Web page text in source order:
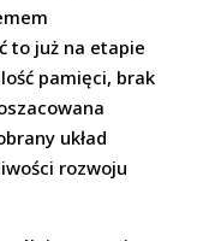
to już na etapie
pamięci, brak
układ
rozwoju